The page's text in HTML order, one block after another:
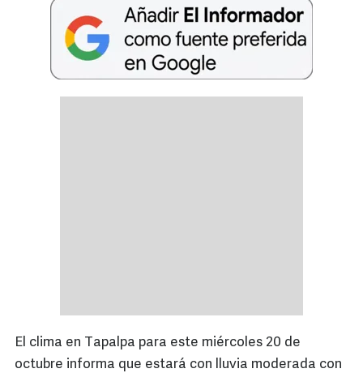
El clima en Tapalpa para este miércoles 20 de
octubre informa que estará con lluvia moderada con